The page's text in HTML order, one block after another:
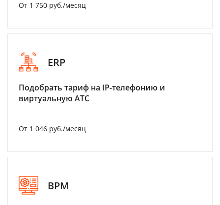
От 1 750 руб./месяц
ERP
Подобрать тариф на IP-телефонию и
виртуальную АТС
От 1 046 руб./месяц
BPM